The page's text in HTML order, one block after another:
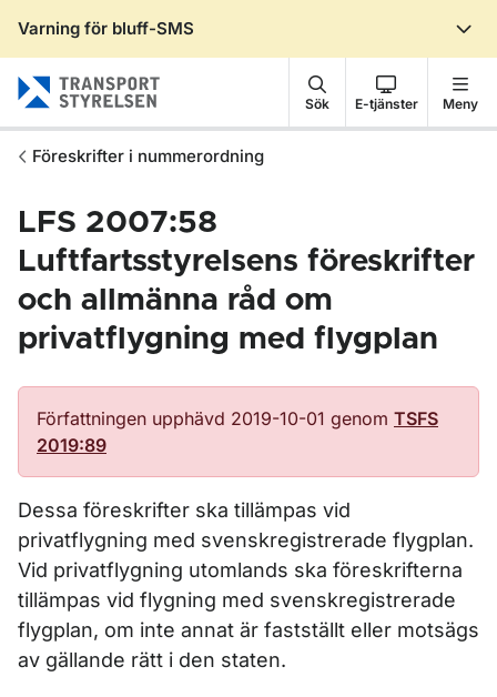
Varning för bluff-SMS
Sök E-tjänster Meny
Föreskrifter i nummerordning
LFS 2007:58
Luftfartsstyrelsens föreskrifter
och allmänna råd om
privatflygning med flygplan
Författningen upphävd 2019-10-01 genom TSFS
2019:89
Dessa föreskrifter ska tillämpas vid
privatflygning med svenskregistrerade flygplan.
Vid privatflygning utomlands ska föreskrifterna
tillämpas vid flygning med svenskregistrerade
flygplan, om inte annat är fastställt eller motsägs
av gällande rätt i den staten.